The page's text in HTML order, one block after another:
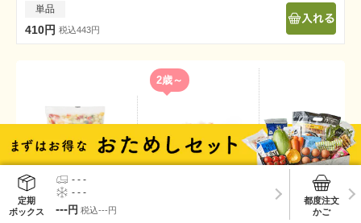
単品
410円 税込443円
【冷凍】カット＆グ
2歳～
【冷凍】収穫後す